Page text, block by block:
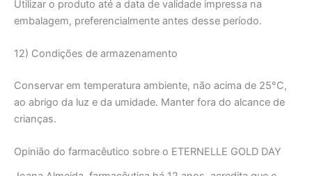
Utilizar o produto até a data de validade impressa na
embalagem, preferencialmente antes desse período.
12) Condições de armazenamento
Conservar em temperatura ambiente, não acima de 25°C,
ao abrigo da luz e da umidade. Manter fora do alcance de
crianças.
Opinião do farmacêutico sobre o ETERNELLE GOLD DAY